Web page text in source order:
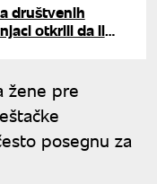
društvenih
otkrili da li
žene pre
posegnu za